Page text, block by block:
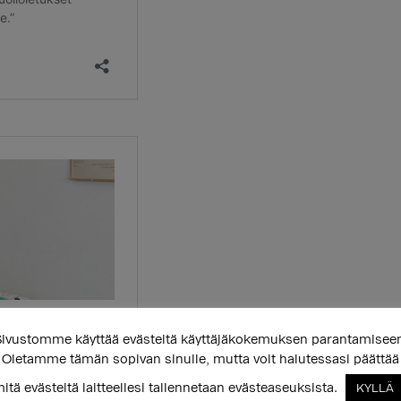
käyttää evästeitä käyttäjäkokemuksen
Oletamme tämän sopivan sinulle, mutta voit halutessasi päättää
evästeitä laitteellesi tallennetaan evästeaseuksista. KYLLÄ